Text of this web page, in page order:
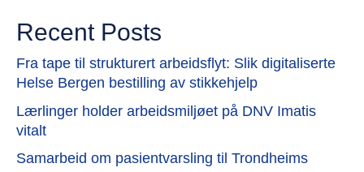
Recent Posts
Fra tape til strukturert arbeidsflyt: Slik digitaliserte
Helse Bergen bestilling av stikkehjelp
Lærlinger holder arbeidsmiljøet på DNV Imatis
vitalt
Samarbeid om pasientvarsling til Trondheims